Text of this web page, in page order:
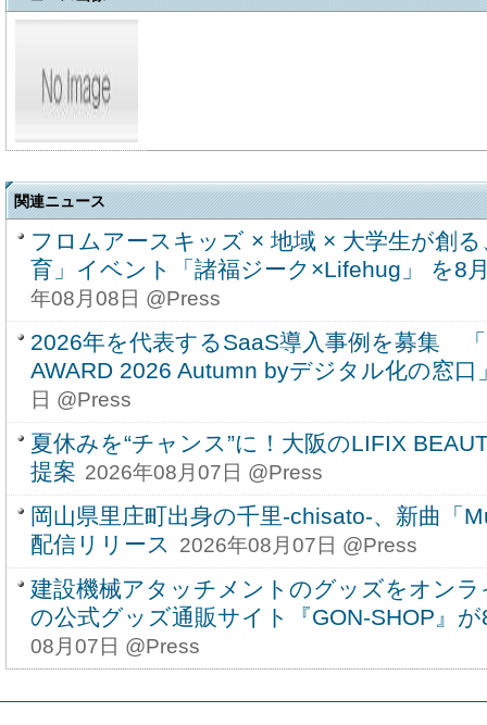
関連ニュース
フロムアースキッズ × 地域 × 大学生が創
育」イベント「諸福ジーク×Lifehug」 を8
年08月08日 @Press
2026年を代表するSaaS導入事例を募集
AWARD 2026 Autumn byデジタル化の窓口
日 @Press
夏休みを“チャンス”に！大阪のLIFIX
提案 2026年08月07日 @Press
岡山県里庄町出身の千里-chisato-、新曲「
配信リリース 2026年08月07日 @Press
建設機械アタッチメントのグッズをオン
の公式グッズ通販サイト『GON-SHOP』
08月07日 @Press